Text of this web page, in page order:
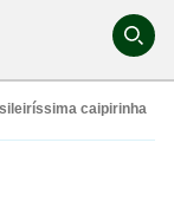
caipirinha